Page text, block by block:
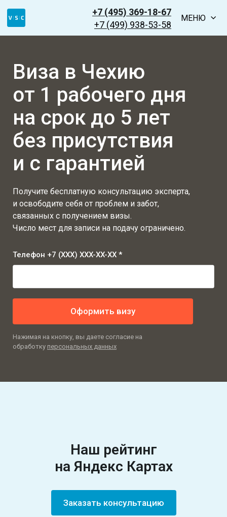
+7 (495) 369-18-67
+7 (499) 938-53-58
МЕНЮ
Виза в Чехию
от 1 рабочего дня
на срок до 5 лет
без присутствия
и с гарантией
Получите бесплатную консультацию эксперта,
и освободите себя от проблем и забот,
связанных с получением визы.
Число мест для записи на подачу ограничено.
Телефон +7 (XXX) XXX-XX-XX *
Оформить визу
Нажимая на кнопку, вы даете согласие на
обработку персональных данных
Наш рейтинг
на Яндекс Картах
Заказать консультацию